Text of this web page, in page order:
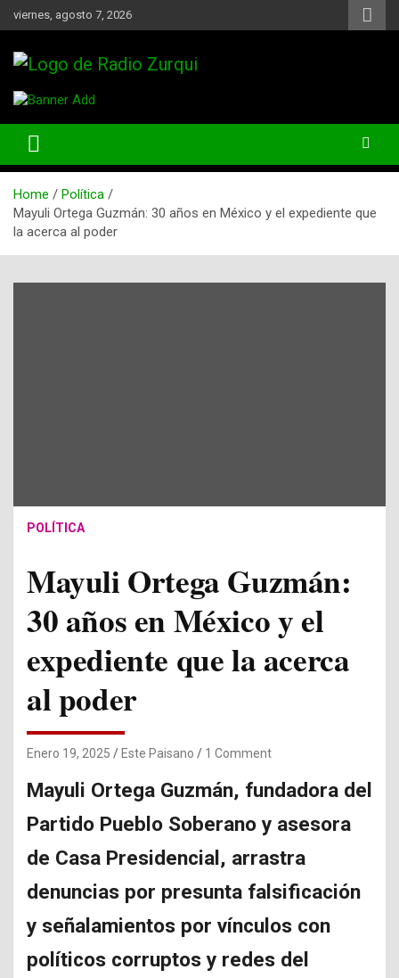
Skip
to
viernes, agosto 7, 2026
Radio Zurqui
Home
Política
Mayuli Ortega Guzmán: 30 años en México y el expediente que
la acerca al poder
POLÍTICA
Mayuli Ortega Guzmán:
30 años en México y el
expediente que la acerca
al poder
Enero 19, 2025 Este Paisano 1 Comment
Mayuli Ortega Guzmán, fundadora del
Partido Pueblo Soberano y asesora
de Casa Presidencial, arrastra
denuncias por presunta falsificación
y señalamientos por vínculos con
políticos corruptos y redes del